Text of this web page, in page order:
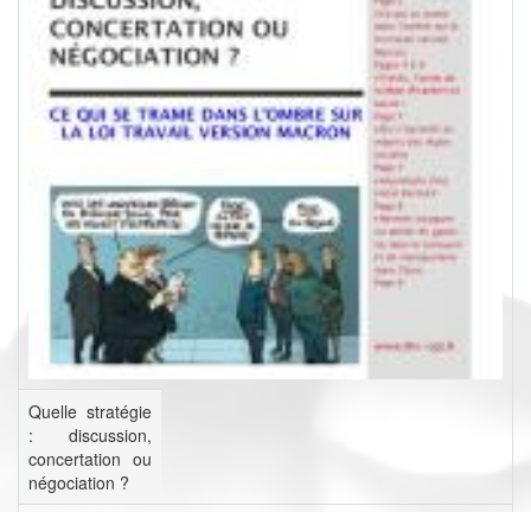
Quelle stratégie
: discussion,
concertation ou
négociation ?